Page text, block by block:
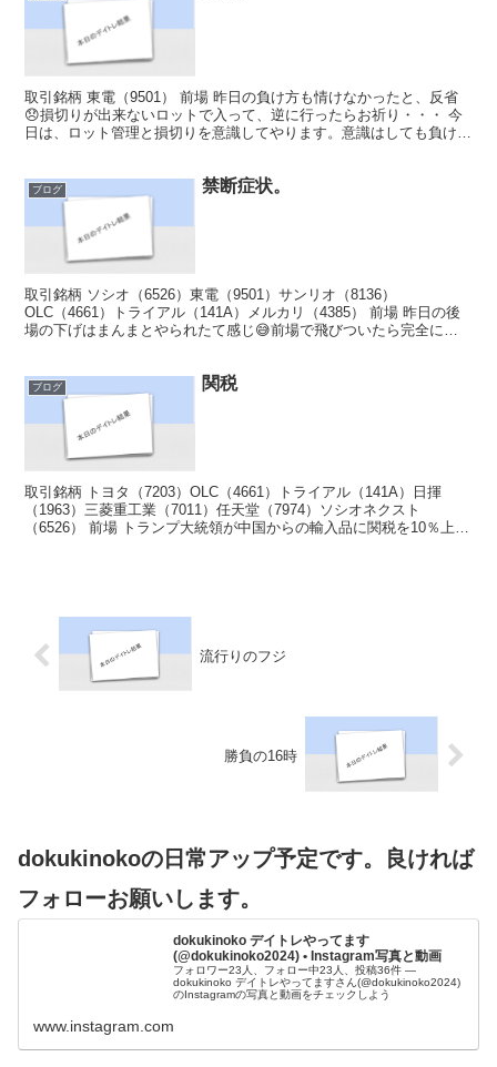
取引銘柄 東電（9501） 前場 昨日の負け方も情けなかったと、反省
😞損切りが出来ないロットで入って、逆に行ったらお祈り・・・ 今
日は、ロット管理と損切りを意識してやります。意識はしても負けて
ブログ 禁断症状。
取引銘柄 ソシオ（6526）東電（9501）サンリオ（8136）
OLC（4661）トライアル（141A）メルカリ（4385） 前場 昨日の後
場の下げはまんまとやられたて感じ😅前場で飛びついたら完全にア
ブログ 関税
取引銘柄 トヨタ（7203）OLC（4661）トライアル（141A）日揮
（1963）三菱重工業（7011）任天堂（7974）ソシオネクスト
（6526） 前場 トランプ大統領が中国からの輸入品に関税を10％上げ
流行りのフジ
勝負の16時
dokukinokoの日常アップ予定です。良ければ
フォローお願いします。
dokukinoko デイトレやってます
(@dokukinoko2024) • Instagram写真と動画
フォロワー23人、フォロー中23人、投稿36件 ―
dokukinoko デイトレやってますさん(@dokukinoko2024)
のInstagramの写真と動画をチェックしよう
www.instagram.com